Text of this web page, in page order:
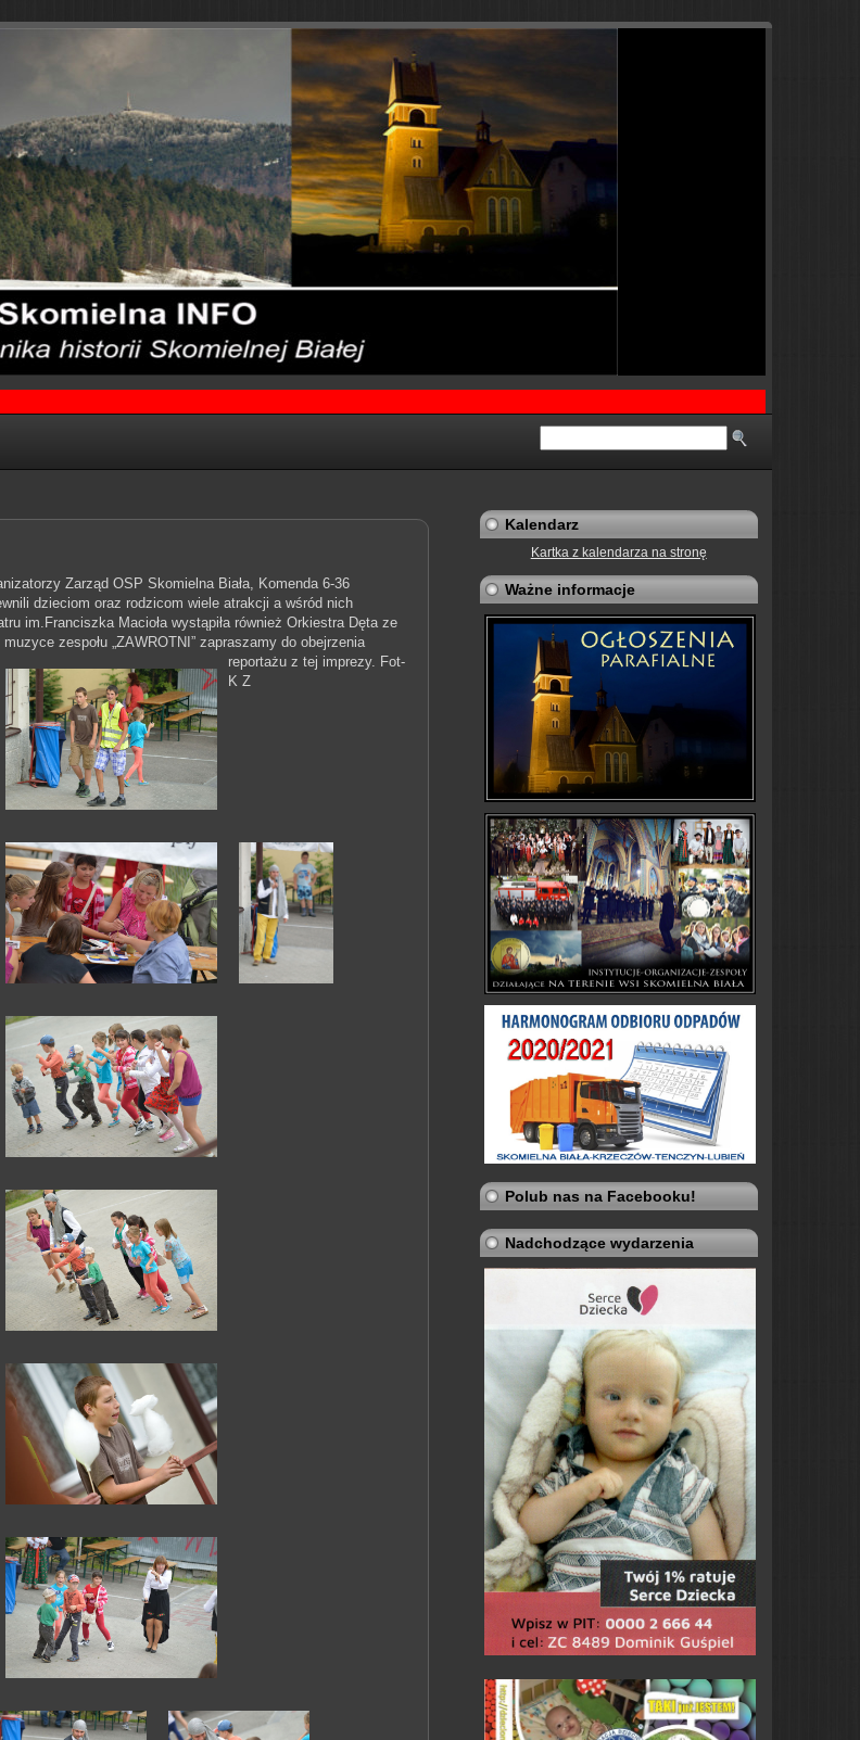
Zarząd OSP Skomielna Biała, Komenda 6-36
dzieciom oraz rodzicom wiele atrakcji a wśród nich
im.Franciszka Macioła wystąpiła również Orkiestra Dęta ze
zespołu „ZAWROTNI” zapraszamy do obejrzenia
reportażu z tej imprezy. Fot-
K Z
Kalendarz
Kartka z kalendarza na stronę
Ważne informacje
Polub nas na Facebooku!
Nadchodzące wydarzenia